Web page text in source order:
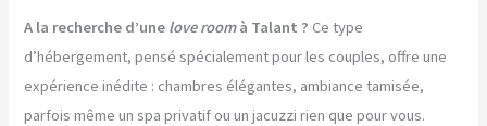
A la recherche d’une love roomà Talant ? Ce type
d’hébergement, pensé spécialement pour les couples, offre une
expérience inédite : chambres élégantes, ambiance tamisée,
parfois même un spa privatif ou un jacuzzi rien que pour vous.